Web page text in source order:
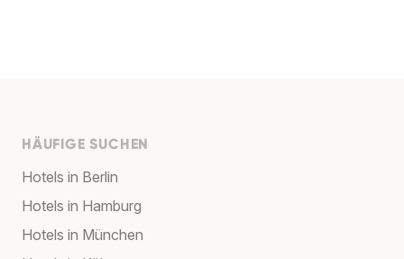
HÄUFIGE SUCHEN
Hotels in Berlin
Hotels in Hamburg
Hotels in München